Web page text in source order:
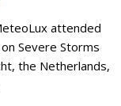
attended
Severe Storms
the Netherlands,